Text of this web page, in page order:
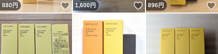
880円 いいね！
1,600円 いいね！
896円